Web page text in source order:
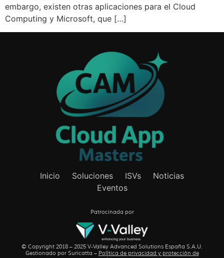
embargo, existen otras aplicaciones para el Cloud
Computing y Microsoft, que […]
Inicio Soluciones ISVs
Noticias
Eventos
Patrocinada por
© Copyright 2018 – 2025 V-Valley Advanced Solutions España S.A.U.
Gestionado por Suricatta – Política de privacidad y protección de